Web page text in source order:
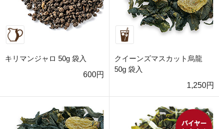
キリマンジャロ 50g 袋入
600円
クイーンズマスカット烏龍
50g 袋入
1,250円